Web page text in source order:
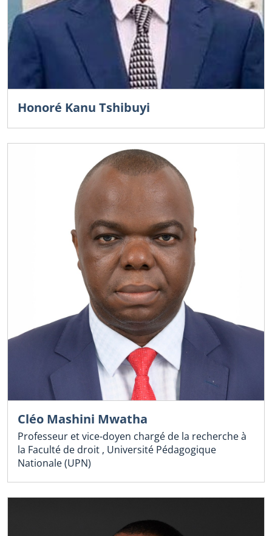
Honoré Kanu Tshibuyi
Cléo Mashini Mwatha
Professeur et vice-doyen chargé de la recherche à
la Faculté de droit , Université Pédagogique
Nationale (UPN)